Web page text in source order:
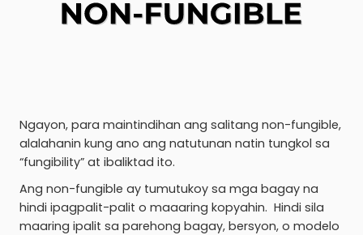
Ngayon, para maintindihan ang salitang non-fungible,
alalahanin kung ano ang natutunan natin tungkol sa
“fungibility” at ibaliktad ito.
Ang non-fungible ay tumutukoy sa mga bagay na
hindi ipagpalit-palit o maaaring kopyahin. Hindi sila
maaring ipalit sa parehong bagay, bersyon, o modelo